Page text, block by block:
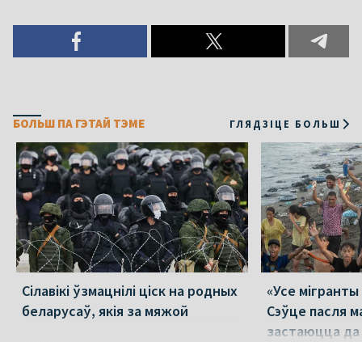
БОЛЬШ ПА ГЭТАЙ ТЭМЕ ГЛЯДЗІЦЕ БОЛЬШ
Сілавікі ўзмацнілі ціск на родных
беларусаў, якія за мяжой
«Усе
Сэўце пасля
застаюцца да